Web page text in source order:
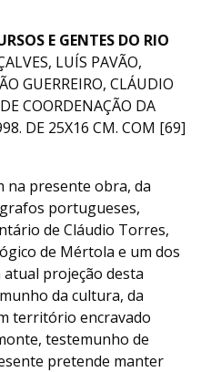
E GENTES DO RIO
LUÍS PAVÃO,
GUERREIRO, CLÁUDIO
COORDENAÇÃO DA
DE 25X16 CM. COM [69]
na presente obra, da
portugueses,
de Cláudio Torres,
de Mértola e um dos
projeção desta
da cultura, da
território encravado
testemunho de
pretende manter